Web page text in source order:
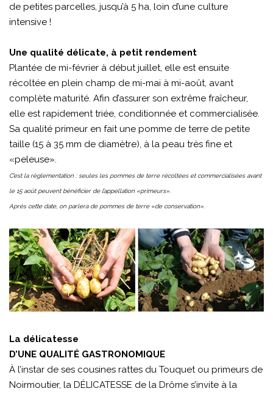
de petites parcelles, jusqu’à 5 ha, loin d’une culture
intensive !
Une qualité délicate, à petit rendement
Plantée de mi-février à début juillet, elle est ensuite
récoltée en plein champ de mi-mai à mi-août, avant
complète maturité. Afin d’assurer son extrême fraîcheur,
elle est rapidement triée, conditionnée et commercialisée.
Sa qualité primeur en fait une pomme de terre de petite
taille (15 à 35 mm de diamètre), à la peau très fine et
«peleuse».
C’est la règlementation : seules les pommes de terre récoltées et commercialisées avant
le 15 août peuvent bénéficier de l’appellation «primeurs».
Après cette date, on parlera de pommes de terre «de conservation».
La délicatesse
D’UNE QUALITÉ GASTRONOMIQUE
À l’instar de ses cousines rattes du Touquet ou primeurs de
Noirmoutier, la DÉLICATESSE de la Drôme s’invite à la